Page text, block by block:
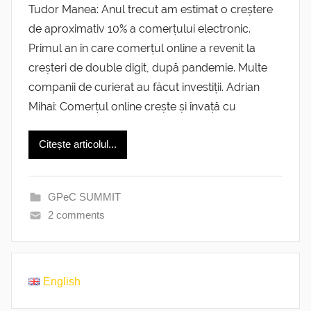
Tudor Manea: Anul trecut am estimat o creștere
de aproximativ 10% a comerțului electronic.
Primul an în care comerțul online a revenit la
creșteri de double digit, după pandemie. Multe
companii de curierat au făcut investiții. Adrian
Mihai: Comerțul online crește și învață cu
Citește articolul...
GPeC SUMMIT
2 comments
English